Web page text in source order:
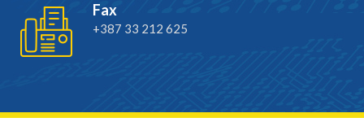
Fax
+387 33 212 625